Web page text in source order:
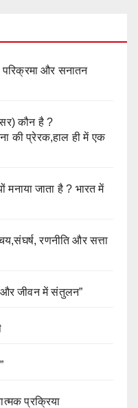
और सनातन
कौन है ?
की प्रेरक,हाल ही में एक
मनाया जाता है ? भारत में
रणनीति और सत्ता
और जीवन में संतुलन”
प्रक्रिया